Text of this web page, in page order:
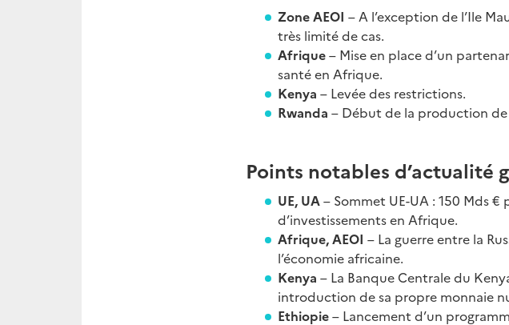
Zone AEOI – A l’exception de l’Ile
très limité de cas.
Afrique– Mise en place d’un
santé en Afrique.
Kenya – Levée des restrictions.
Rwanda – Début de la production
Points notables d’actualité
UE, UA– Sommet UE-UA : 150 Mds
d’investissements en Afrique.
Afrique, AEOI – La guerre entre la
l’économie africaine.
Kenya – La Banque Centrale du
introduction de sa propre monnaie
Ethiopie– Lancement d’un